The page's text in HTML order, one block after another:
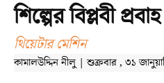
শিল্পের বিপ্লবী প্রবাহ
থিয়েটার মেশিন
কামালউদ্দিন নীলু | শুক্রবার , ৩১